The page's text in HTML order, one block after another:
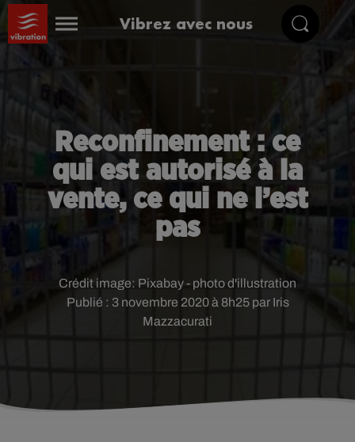
Vibrez avec nous
Reconfinement : ce
qui est autorisé à la
vente, ce qui ne l’est
pas
Publié : 3 novembre 2020 à 8h25 par Iris
Mazzacurati
Crédit image: Pixabay - photo d'illustration